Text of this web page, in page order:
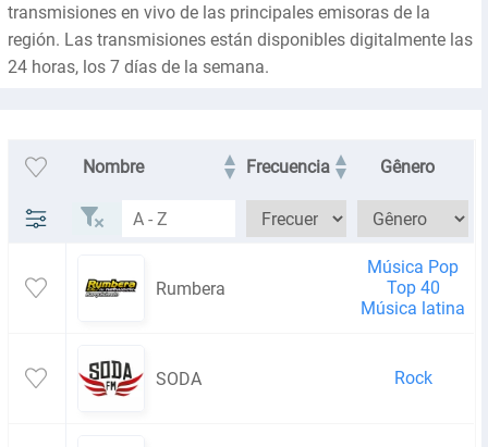
transmisiones en vivo de las principales emisoras de la
región. Las transmisiones están disponibles digitalmente las
24 horas, los 7 días de la semana.
Nombre Frecuencia Gênero
Rumbera
Música Pop
Top 40
Música latina
SODA Rock